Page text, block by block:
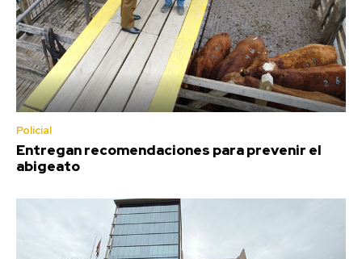
Policial
Entregan recomendaciones para prevenir el
abigeato